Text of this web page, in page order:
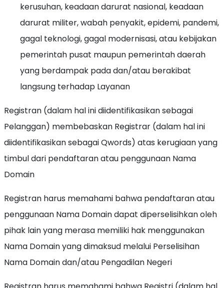
kerusuhan, keadaan darurat nasional, keadaan
darurat militer, wabah penyakit, epidemi, pandemi,
gagal teknologi, gagal modernisasi, atau kebijakan
pemerintah pusat maupun pemerintah daerah
yang berdampak pada dan/atau berakibat
langsung terhadap Layanan
Registran (dalam hal ini diidentifikasikan sebagai
Pelanggan) membebaskan Registrar (dalam hal ini
diidentifikasikan sebagai Qwords) atas kerugiaan yang
timbul dari pendaftaran atau penggunaan Nama
Domain
Registran harus memahami bahwa pendaftaran atau
penggunaan Nama Domain dapat diperselisihkan oleh
pihak lain yang merasa memiliki hak menggunakan
Nama Domain yang dimaksud melalui Perselisihan
Nama Domain dan/atau Pengadilan Negeri